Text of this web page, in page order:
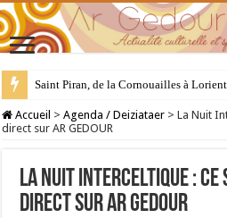
Saint Piran, de la Cornouailles à Lorient
28 juillet : Saint Samson de Dol, père
Accueil > Agenda / Deiziataer > La Nuit
direct sur AR GEDOUR
La Nuit Interceltique : ce
direct sur AR GEDOUR